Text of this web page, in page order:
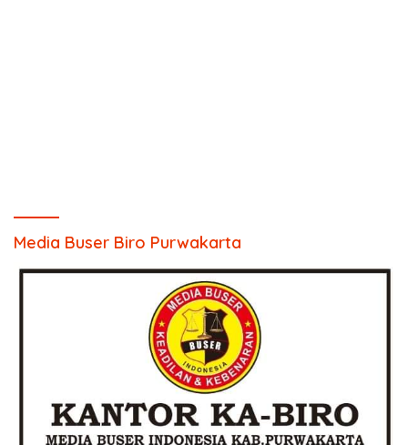
Media Buser Biro Purwakarta